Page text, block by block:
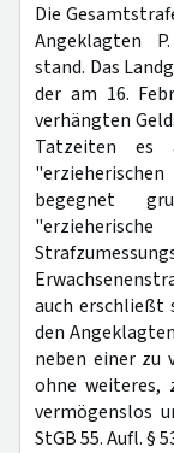
Die
Angeklagten
stand. Das
der am 16.
verhängten
Tatzeiten es
"erzieherischen
begegnet
auch erschließt
den
neben einer zu
ohne weiteres,
vermögenslos
StGB 55. Aufl. §